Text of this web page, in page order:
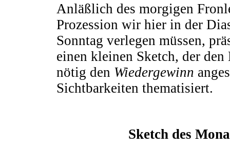
Anläßlich des morgigen
Prozession wir hier in der
Sonntag verlegen müssen,
einen kleinen Sketch, der
nötig den Wiedergewinn
Sichtbarkeiten thematisiert.
Sketch des